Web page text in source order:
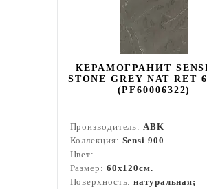
КЕРАМОГРАНИТ
STONE GREY NAT RET
(PF60006322)
Производитель:ABK
Коллекция: Sensi 900
Цвет:
Размер: 60x120см.
Поверхность:натуральная;